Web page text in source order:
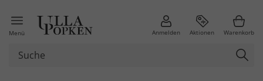
Menü Anmelden Aktionen Warenkorb